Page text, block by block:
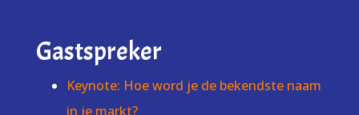
Gastspreker
Keynote: Hoe word je de bekendste naam
in je markt?